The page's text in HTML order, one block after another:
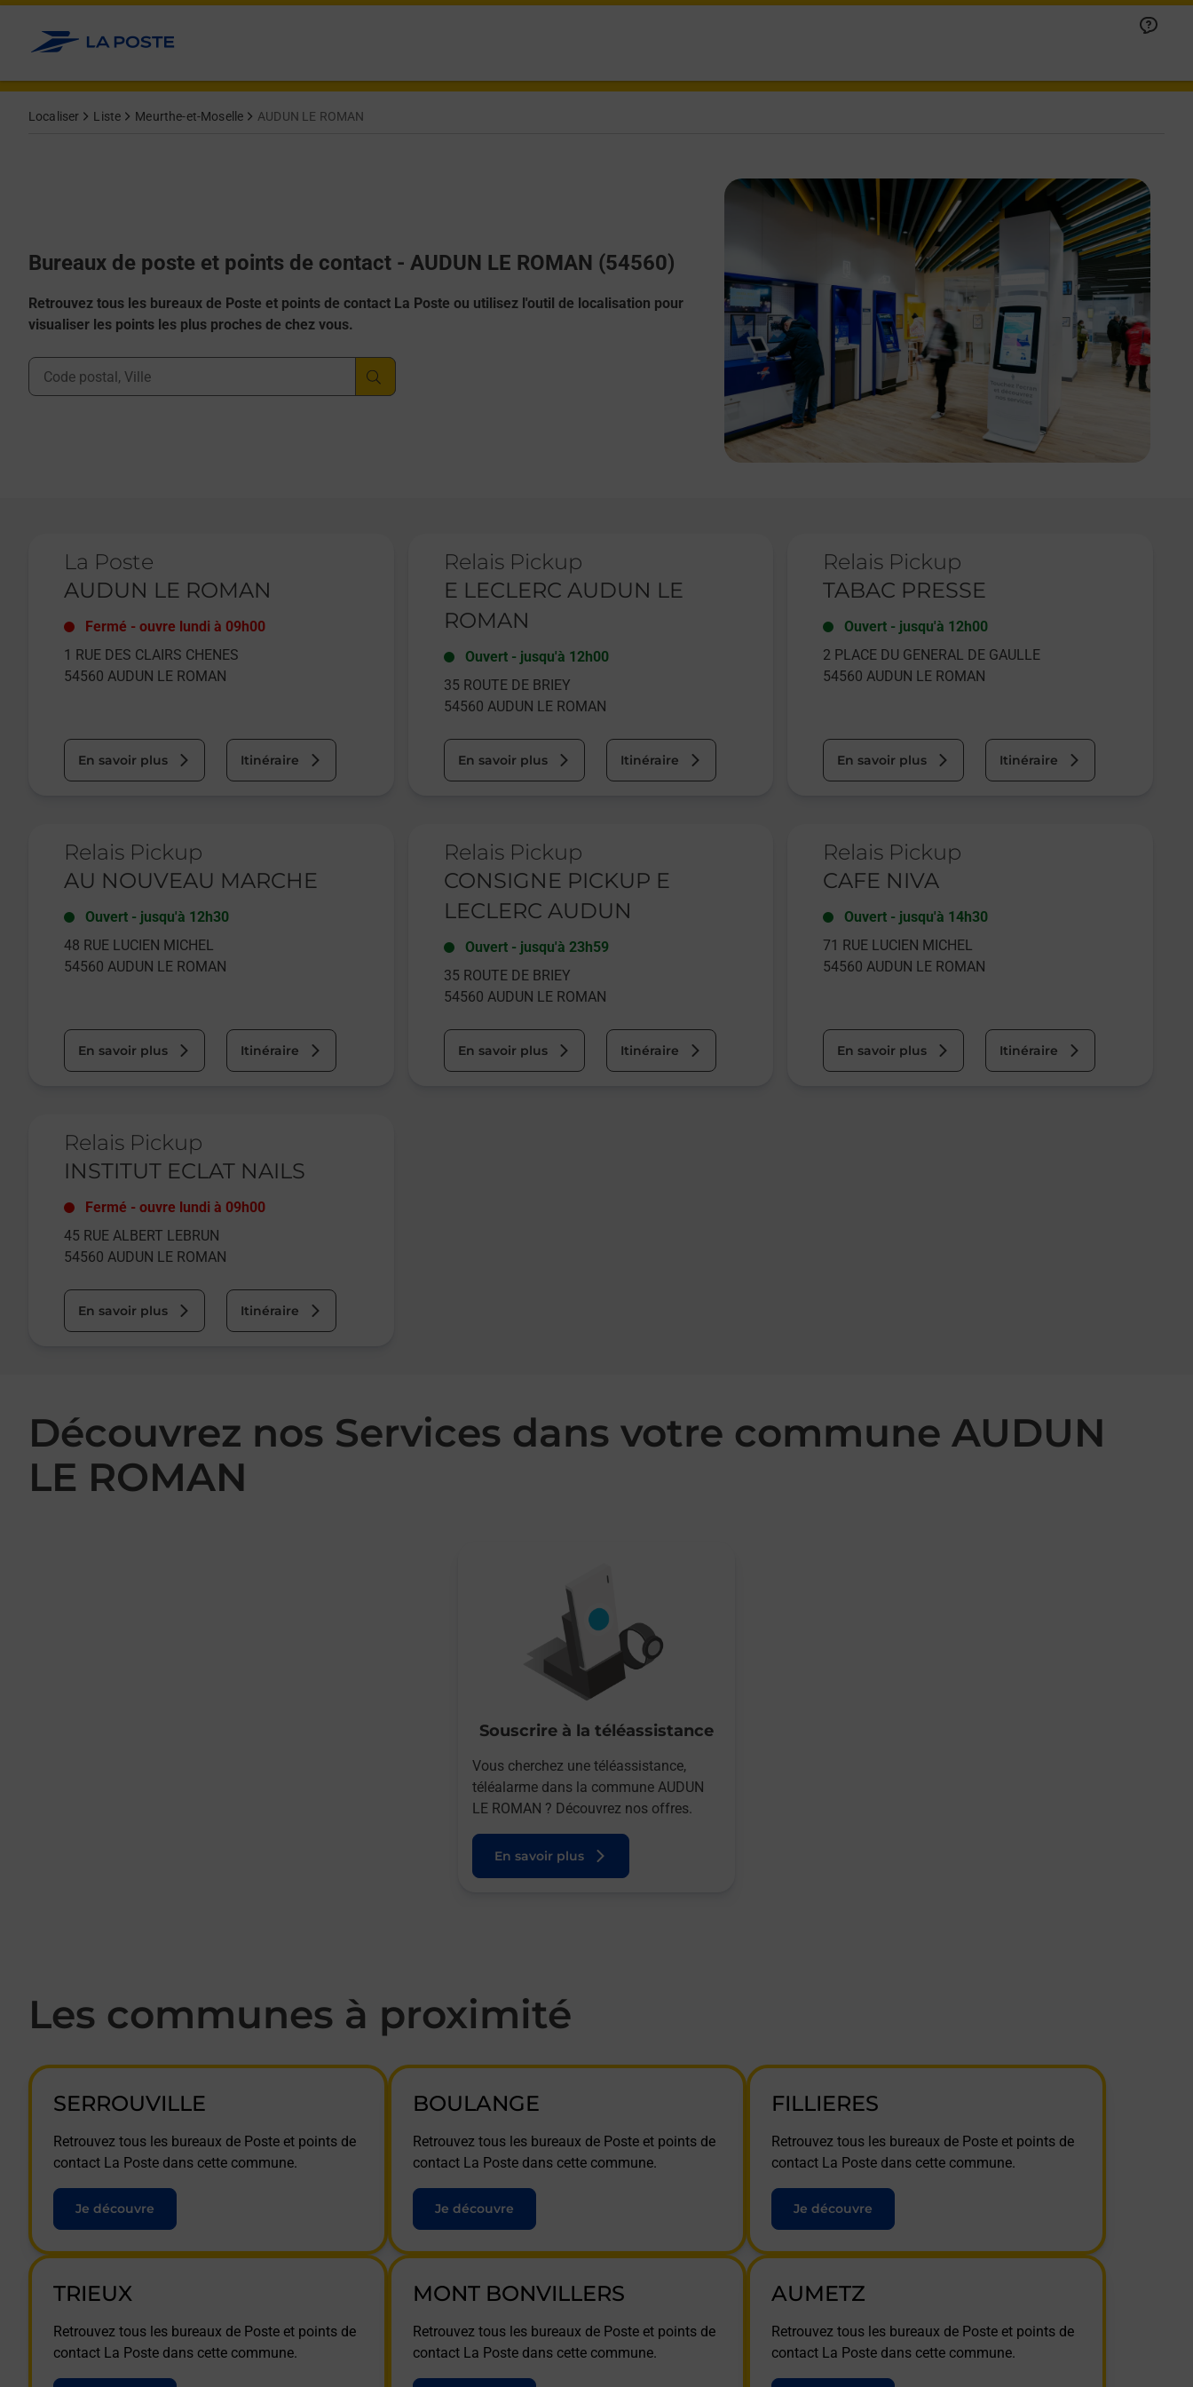
Allez au contenu
Localiser Liste Meurthe-et-Moselle AUDUN LE ROMAN
Bureaux de poste et points de contact - AUDUN LE ROMAN (54560)
Retrouvez tous les bureaux de Poste et points de contact La Poste ou utilisez l'outil de localisation pour
visualiser les points les plus proches de chez vous.
Ville, Département, Code Postal
La Poste
AUDUN LE ROMAN
Fermé - ouvre lundi à 09h00
1 RUE DES CLAIRS CHENES
54560 AUDUN LE ROMAN
En savoir plus Itinéraire
Relais Pickup
E LECLERC AUDUN LE
ROMAN
Ouvert- jusqu'à 12h00
35 ROUTE DE BRIEY
54560 AUDUN LE ROMAN
En savoir plus Itinéraire
Relais Pickup
TABAC PRESSE
Ouvert - jusqu'à 12h00
2 PLACE DU GENERAL DE GAULLE
54560 AUDUN LE ROMAN
En savoir plus Itinéraire
Relais Pickup
AU NOUVEAU MARCHE
Ouvert - jusqu'à 12h30
48 RUE LUCIEN MICHEL
54560 AUDUN LE ROMAN
En savoir plus Itinéraire
Relais Pickup
CONSIGNE PICKUP E
LECLERC AUDUN
Ouvert- jusqu'à 23h59
35 ROUTE DE BRIEY
54560 AUDUN LE ROMAN
En savoir plus Itinéraire
Relais Pickup
CAFE NIVA
Ouvert - jusqu'à 14h30
71 RUE LUCIEN MICHEL
54560 AUDUN LE ROMAN
En savoir plus Itinéraire
Relais Pickup
INSTITUT ECLAT NAILS
Fermé - ouvre lundi à 09h00
45 RUE ALBERT LEBRUN
54560 AUDUN LE ROMAN
En savoir plus Itinéraire
Découvrez nos Services dans votre commune AUDUN
LE ROMAN
Souscrire à la téléassistance
Vous cherchez une téléassistance,
téléalarme dans la commune AUDUN
LE ROMAN ? Découvrez nos offres.
En savoir plus
Les communes à proximité
SERROUVILLE
Retrouvez tous les bureaux de Poste et points de
contact La Poste dans cette commune.
Je découvre
BOULANGE
Retrouvez tous les bureaux de Poste et points de
contact La Poste dans cette commune.
Je découvre
FILLIERES
Retrouvez tous les bureaux de Poste et points de
contact La Poste dans cette commune.
Je découvre
TRIEUX
Retrouvez tous les bureaux de Poste et points de
contact La Poste dans cette commune.
MONT BONVILLERS
Retrouvez tous les bureaux de Poste et points de
contact La Poste dans cette commune.
AUMETZ
Retrouvez tous les bureaux de Poste et points de
contact La Poste dans cette commune.
Afficher ou masquer la réponse
Afficher ou masquer la réponse
Afficher ou masquer la réponse
Afficher ou masquer la réponse
Afficher ou masquer la réponse